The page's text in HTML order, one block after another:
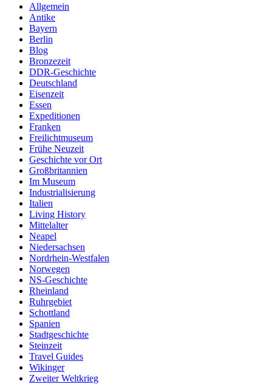
Allgemein
Antike
Bayern
Berlin
Blog
Bronzezeit
DDR-Geschichte
Deutschland
Eisenzeit
Essen
Expeditionen
Franken
Freilichtmuseum
Frühe Neuzeit
Geschichte vor Ort
Großbritannien
Im Museum
Industrialisierung
Italien
Living History
Mittelalter
Neapel
Niedersachsen
Nordrhein-Westfalen
Norwegen
NS-Geschichte
Rheinland
Ruhrgebiet
Schottland
Spanien
Stadtgeschichte
Steinzeit
Travel Guides
Wikinger
Zweiter Weltkrieg